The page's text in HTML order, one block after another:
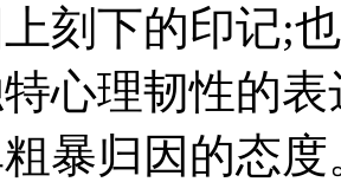
刻下的印记;
心理韧性的
暴归因的态度